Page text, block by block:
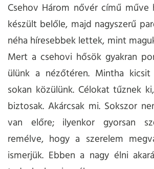
Csehov Három nővér című műve
készült belőle, majd nagyszerű
néha híresebbek lettek, mint
Mert a csehovi hősök gyakran
ülünk a nézőtéren. Mintha
sokan közülünk. Célokat tűznek
biztosak. Akárcsak mi. Sokszor
van előre; ilyenkor gyorsan
remélve, hogy a szerelem
ismerjük. Ebben a nagy élni